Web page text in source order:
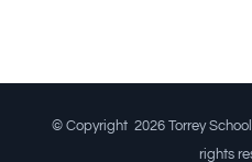
© Copyright 2026 Torrey
rights